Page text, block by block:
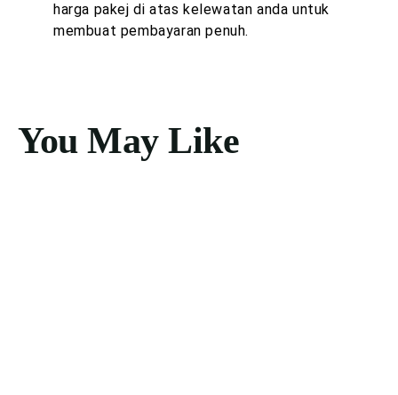
harga pakej di atas kelewatan anda untuk
membuat pembayaran penuh.
You May Like